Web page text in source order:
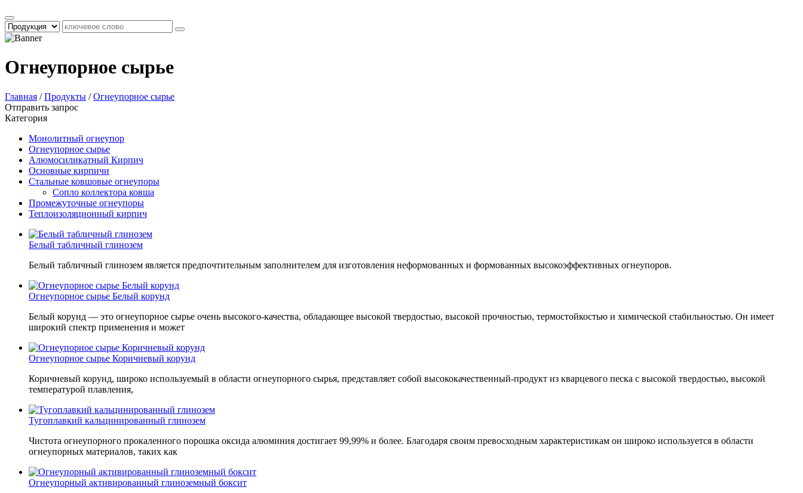
Огнеупорное сырье
Главная /Продукты /Огнеупорное сырье
Отправить запрос
Категория
Монолитный огнеупор
Огнеупорное сырье
Алюмосиликатный Кирпич
Основные кирпичи
Стальные ковшовые огнеупоры
Сопло коллектора ковша
Промежуточные огнеупоры
Теплоизоляционный кирпич
Белый табличный глинозем
Белый табличный глинозем является предпочтительным заполнителем для изготовления неформованных и формованных высокоэффективных огнеупоров.
Огнеупорное сырье Белый корунд
Белый корунд — это огнеупорное сырье очень высокого-качества, обладающее высокой твердостью, высокой прочностью, термостойкостью и химической стабильностью. Он имеет
широкий спектр применения и может
Огнеупорное сырье Коричневый корунд
Коричневый корунд, широко используемый в области огнеупорного сырья, представляет собой высококачественный-продукт из кварцевого песка с высокой твердостью, высокой
температурой плавления,
Тугоплавкий кальцинированный глинозем
Чистота огнеупорного прокаленного порошка оксида алюминия достигает 99,99% и более. Благодаря своим превосходным характеристикам он широко используется в области
огнеупорных материалов, таких как
Огнеупорный активированный глиноземный боксит